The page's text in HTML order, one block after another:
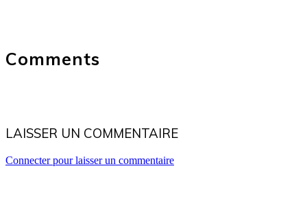
Comments
LAISSER UN COMMENTAIRE
Connecter pour laisser un commentaire